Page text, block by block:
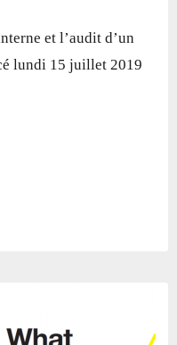
et l’audit d’un
lundi 15 juillet 2019